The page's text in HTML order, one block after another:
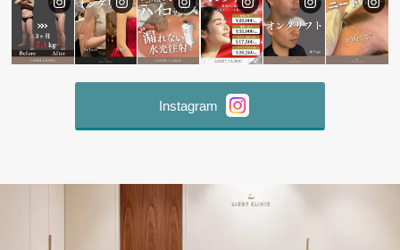
Instagram